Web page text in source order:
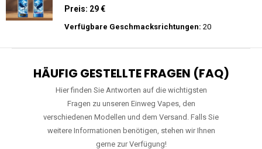
Preis: 29 €
Verfügbare Geschmacksrichtungen: 20
HÄUFIG GESTELLTE FRAGEN (FAQ)
Hier finden Sie Antworten auf die wichtigsten
Fragen zu unseren Einweg Vapes, den
verschiedenen Modellen und dem Versand. Falls Sie
weitere Informationen benötigen, stehen wir Ihnen
gerne zur Verfügung!